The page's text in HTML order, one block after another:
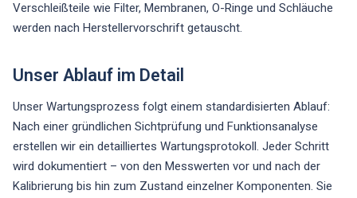
Verschleißteile wie Filter, Membranen, O-Ringe und Schläuche
werden nach Herstellervorschrift getauscht.
Unser Ablauf im Detail
Unser Wartungsprozess folgt einem standardisierten Ablauf:
Nach einer gründlichen Sichtprüfung und Funktionsanalyse
erstellen wir ein detailliertes Wartungsprotokoll. Jeder Schritt
wird dokumentiert – von den Messwerten vor und nach der
Kalibrierung bis hin zum Zustand einzelner Komponenten. Sie